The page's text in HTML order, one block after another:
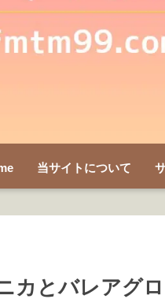
当サイトについて
カとバレアグ